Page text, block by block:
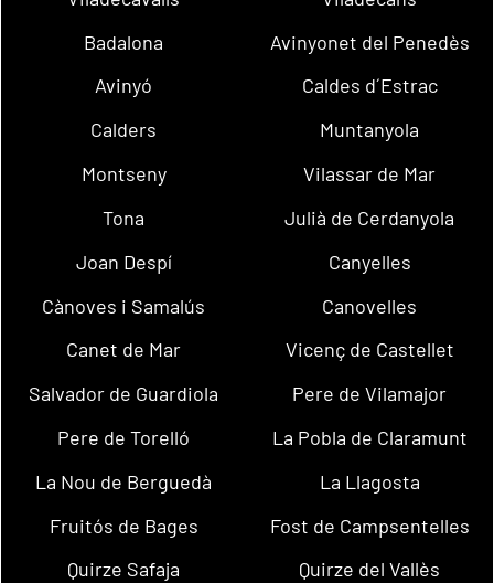
Badalona
Avinyonet del Penedès
Avinyó
Caldes d´Estrac
Calders
Muntanyola
Montseny
Vilassar de Mar
Tona
Julià de Cerdanyola
Joan Despí
Canyelles
Cànoves i Samalús
Canovelles
Canet de Mar
Vicenç de Castellet
Salvador de Guardiola
Pere de Vilamajor
Pere de Torelló
La Pobla de Claramunt
La Nou de Berguedà
La Llagosta
Fruitós de Bages
Fost de Campsentelles
Quirze Safaja
Quirze del Vallès